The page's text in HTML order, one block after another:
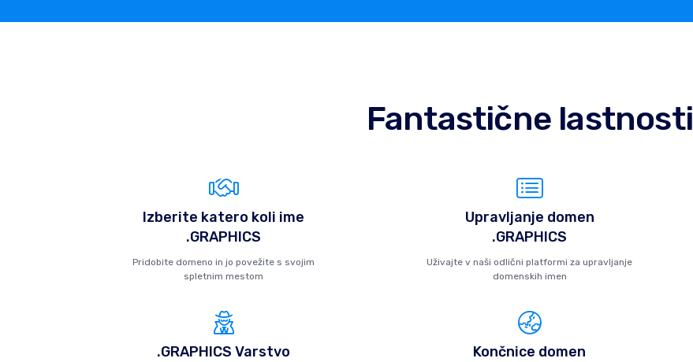
Fantastične lastnosti
Izberite katero koli ime
.GRAPHICS
Pridobite domeno in jo povežite s svojim
spletnim mestom
Upravljanje domen
.GRAPHICS
Uživajte v naši odlični platformi za upravljanje
domenskih imen
.GRAPHICS Varstvo
Končnice domen